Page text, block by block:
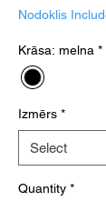
Nodoklis
Krāsa: melna *
Izmērs *
Quantity *